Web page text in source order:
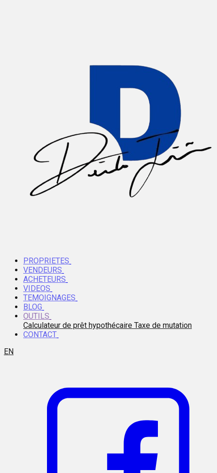
PROPRIETES
VENDEURS
ACHETEURS
VIDEOS
TEMOIGNAGES
BLOG
OUTILS
Calculateur de prêt hypothécaire Taxe de mutation
CONTACT
EN